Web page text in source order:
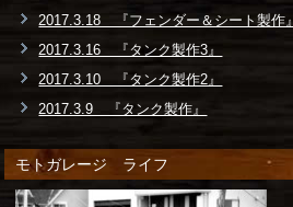
2017.3.18 『フェンダー＆シート製作』
2017.3.16 『タンク製作3』
2017.3.10 『タンク製作2』
2017.3.9 『タンク製作』
モトガレージ ライフ